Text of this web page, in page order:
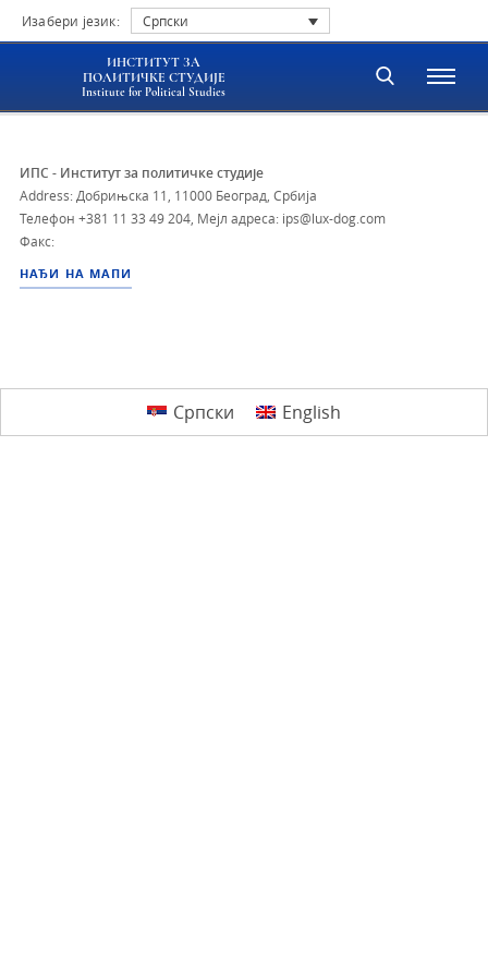
Изабери језик: Српски
ИНСТИТУТ ЗА
ПОЛИТИЧКЕ СТУДИЈЕ
Institute for Political Studies
ИПС - Институт за политичке студије
Address: Добрињска 11, 11000 Београд, Србија
Телефон +381 11 33 49 204 Мејл адреса: ips@lux-dog.com
Факс:
НАЂИ НА МАПИ
Српски English